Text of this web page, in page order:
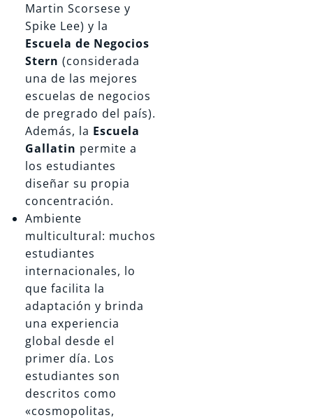
Martin Scorsese y
Spike Lee) y la
Escuela de Negocios
Stern (considerada
una de las mejores
escuelas de negocios
de pregrado del país).
Además, la Escuela
Gallatin permite a
los estudiantes
diseñar su propia
concentración.
Ambiente
multicultural: muchos
estudiantes
internacionales, lo
que facilita la
adaptación y brinda
una experiencia
global desde el
primer día. Los
estudiantes son
descritos como
«cosmopolitas,